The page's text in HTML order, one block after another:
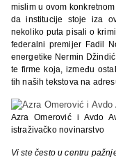
mislim u ovom
da institucije stoje iza
nekoliko puta pisali o
federalni premijer Fadil
energetike Nermin
te firme koja, između
tih naših tekstova na
Azra Omerović i Avdo
istraživačko novinarstvo
Vi ste često u centru